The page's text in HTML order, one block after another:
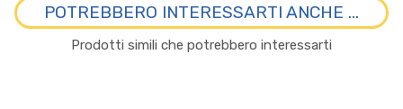
POTREBBERO INTERESSARTI ANCHE ...
Prodotti simili che potrebbero interessarti